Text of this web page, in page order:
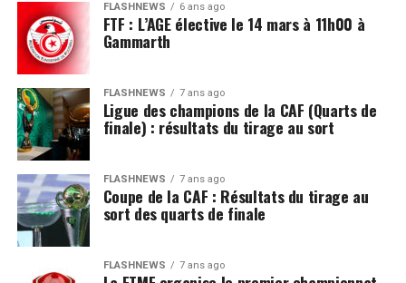
FLASHNEWS 6 ans ago
FTF : L’AGE élective le 14 mars à 11h00 à
Gammarth
FLASHNEWS 7 ans ago
Ligue des champions de la CAF (Quarts de
finale) : résultats du tirage au sort
FLASHNEWS 7 ans ago
Coupe de la CAF : Résultats du tirage au
sort des quarts de finale
FLASHNEWS 7 ans ago